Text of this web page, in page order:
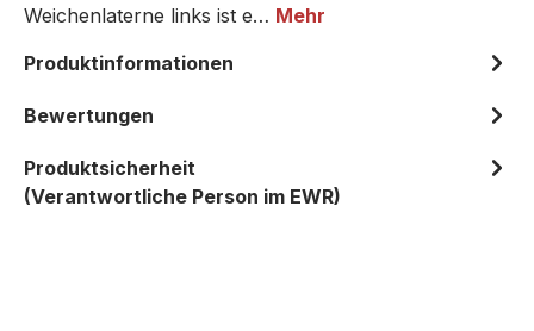
Weichenlaterne links ist e… Mehr
Produktinformationen
Bewertungen
Produktsicherheit
(Verantwortliche Person im EWR)